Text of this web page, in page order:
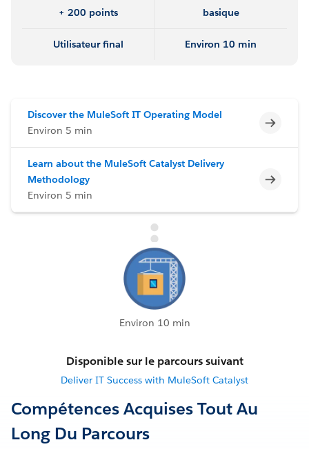
+ 200 points basique
Utilisateur final Environ 10 min
Discover the MuleSoft IT Operating Model
Environ 5 min
Learn about the MuleSoft Catalyst Delivery
Methodology
Environ 5 min
Environ 10 min
Disponible sur le parcours suivant
Deliver IT Success with MuleSoft Catalyst
Compétences Acquises Tout Au
Long Du Parcours